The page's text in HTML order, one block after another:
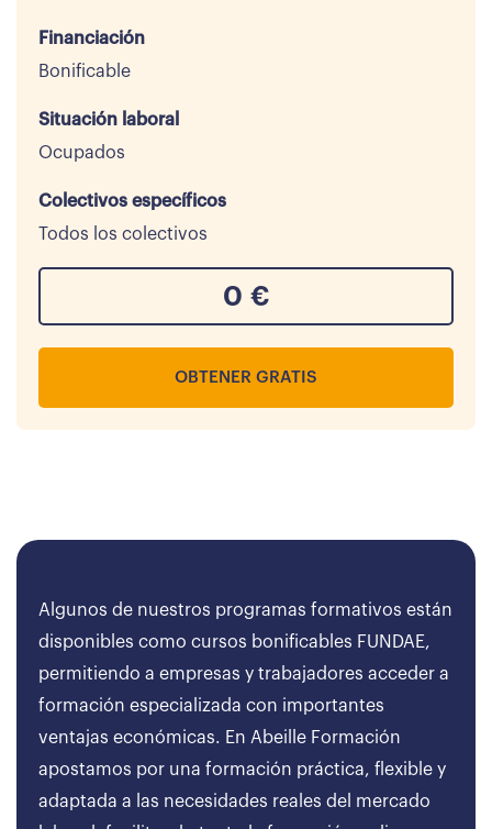
Financiación
Bonificable
Situación laboral
Ocupados
Colectivos específicos
Todos los colectivos
0 €
OBTENER GRATIS
Algunos de nuestros programas formativos están
disponibles como cursos bonificables FUNDAE,
permitiendo a empresas y trabajadores acceder a
formación especializada con importantes
ventajas económicas. En Abeille Formación
apostamos por una formación práctica, flexible y
adaptada a las necesidades reales del mercado